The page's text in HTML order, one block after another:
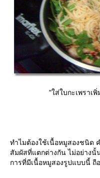
"ใส่ใบกะเพราเ
ทำไมต้องใช้เนื้อหมูสองชนิด
สัมผัสที่แตกต่างกัน ไม่อย่างนั้
การที่มีเนื้อหมูสองรูปแบบนี้